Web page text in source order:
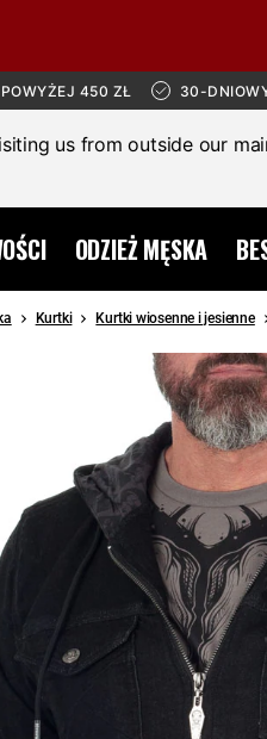
450 ZŁ 30-
us from outside our
ODZIEŻ MĘSKA
Kurtki Kurtki wiosenne i jesienne